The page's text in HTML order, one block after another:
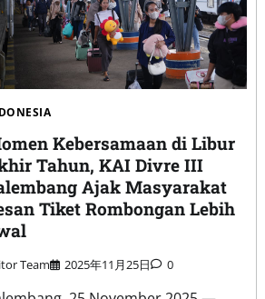
Kebersamaan di Libur
Tahun, KAI Divre III
Ajak Masyarakat
Tiket Rombongan Lebih
Team 2025年11月25日 0